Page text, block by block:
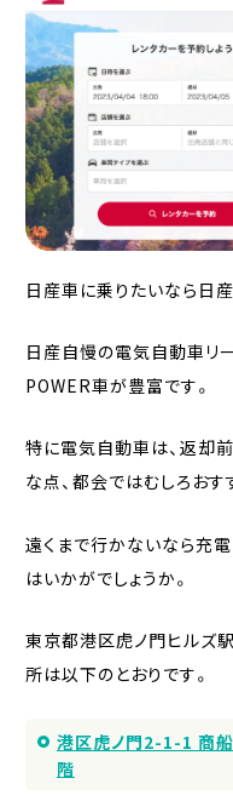
日産車に乗りたいなら日産
日産自慢の電気自動車リ
POWER車が豊富です。
特に電気自動車は、返却
な点、都会ではむしろおす
遠くまで行かないなら充
はいかがでしょうか。
東京都港区虎ノ門ヒルズ
所は以下のとおりです。
港区虎ノ門2-1-1 商
階